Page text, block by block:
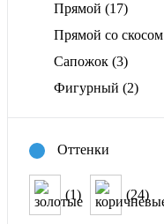
Прямой (17)
Прямой со скосом
Сапожок (3)
Фигурный (2)
Оттенки
(1) (24)